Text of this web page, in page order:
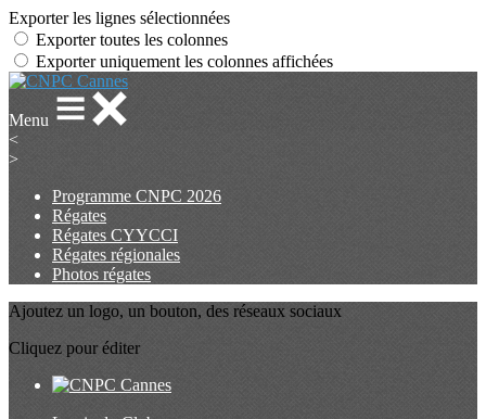
Exporter les lignes sélectionnées
Exporter toutes les colonnes
Exporter uniquement les colonnes affichées
Menu
<
>
Programme CNPC 2026
Régates
Régates CYYCCI
Régates régionales
Photos régates
Ajoutez un logo, un bouton, des réseaux sociaux
Cliquez pour éditer